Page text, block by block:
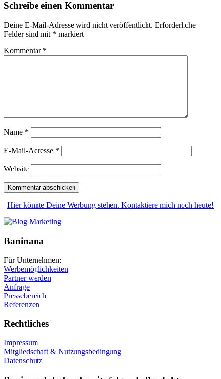
Schreibe einen Kommentar
Deine E-Mail-Adresse wird nicht veröffentlicht. Erforderliche
Felder sind mit * markiert
Kommentar *
Name *
E-Mail-Adresse *
Website
Hier könnte Deine Werbung stehen. Kontaktiere mich noch heute!
Baninana
Für Unternehmen:
Werbemöglichkeiten
Partner werden
Anfrage
Pressebereich
Referenzen
Rechtliches
Impressum
Mitgliedschaft & Nutzungsbedingung
Datenschutz